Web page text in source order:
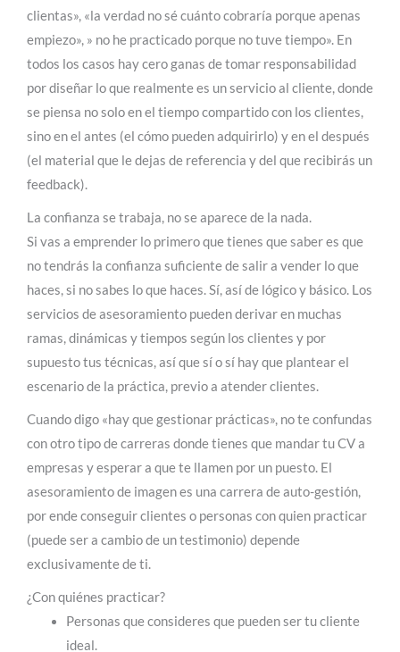
clientas», «la verdad no sé cuánto cobraría porque apenas
empiezo», » no he practicado porque no tuve tiempo». En
todos los casos hay cero ganas de tomar responsabilidad
por diseñar lo que realmente es un servicio al cliente, donde
se piensa no solo en el tiempo compartido con los clientes,
sino en el antes (el cómo pueden adquirirlo) y en el después
(el material que le dejas de referencia y del que recibirás un
feedback).
La confianza se trabaja, no se aparece de la nada.
Si vas a emprender lo primero que tienes que saber es que
no tendrás la confianza suficiente de salir a vender lo que
haces, si no sabes lo que haces. Sí, así de lógico y básico. Los
servicios de asesoramiento pueden derivar en muchas
ramas, dinámicas y tiempos según los clientes y por
supuesto tus técnicas, así que sí o sí hay que plantear el
escenario de la práctica, previo a atender clientes.
Cuando digo «hay que gestionar prácticas», no te confundas
con otro tipo de carreras donde tienes que mandar tu CV a
empresas y esperar a que te llamen por un puesto. El
asesoramiento de imagen es una carrera de auto-gestión,
por ende conseguir clientes o personas con quien practicar
(puede ser a cambio de un testimonio) depende
exclusivamente de ti.
¿Con quiénes practicar?
Personas que consideres que pueden ser tu cliente
ideal.